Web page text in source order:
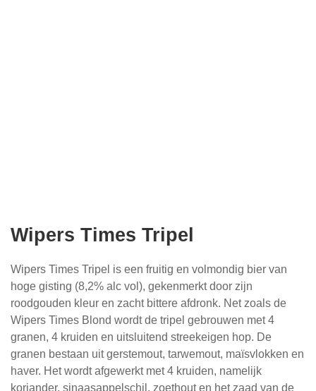
Wipers Times Tripel
Wipers Times Tripel is een fruitig en volmondig bier van
hoge gisting (8,2% alc vol), gekenmerkt door zijn
roodgouden kleur en zacht bittere afdronk. Net zoals de
Wipers Times Blond wordt de tripel gebrouwen met 4
granen, 4 kruiden en uitsluitend streekeigen hop. De
granen bestaan uit gerstemout, tarwemout, maïsvlokken en
haver. Het wordt afgewerkt met 4 kruiden, namelijk
koriander, sinaasappelschil, zoethout en het zaad van de